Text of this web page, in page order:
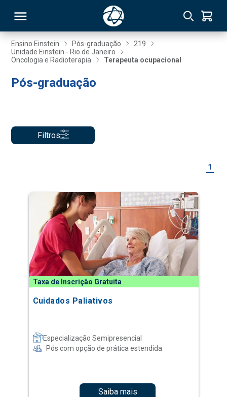
Ensino Einstein Pós-graduação
219
Unidade Einstein - Rio de Janeiro
Oncologia e Radioterapia
Terapeuta ocupacional
Pós-graduação
Filtros
1
Taxa de Inscrição Gratuita
Cuidados Paliativos
Especialização Semipresencial
Pós com opção de prática estendida
Saiba mais